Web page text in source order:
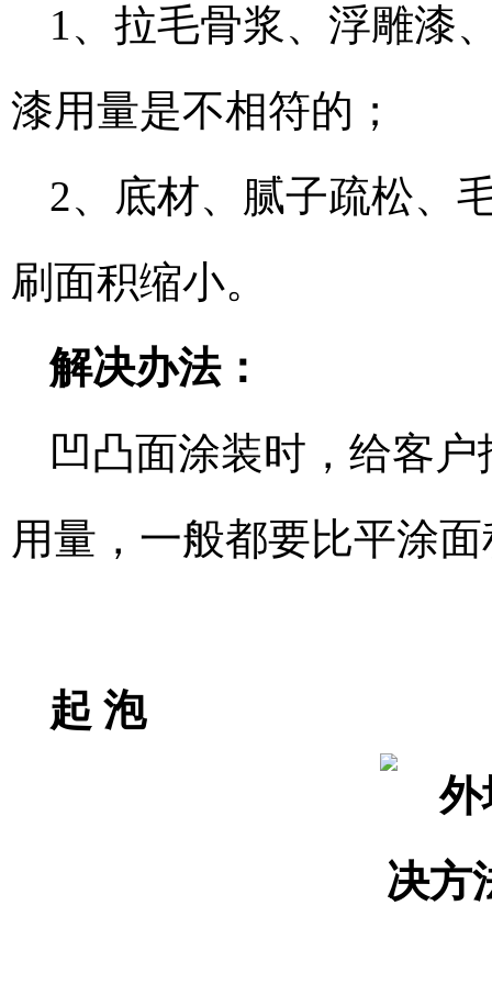
1、拉毛骨浆、浮雕漆
漆用量是不相符的；
2、底材、腻子疏松、
刷面积缩小。
解决办法：
凹凸面涂装时，给客
用量，一般都要比平涂
起 泡